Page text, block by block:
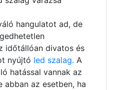
hangulatot ad, de
időtállóan divatos és
nyújtó led szalag. A
hatással vannak az
abban az esetben, ha